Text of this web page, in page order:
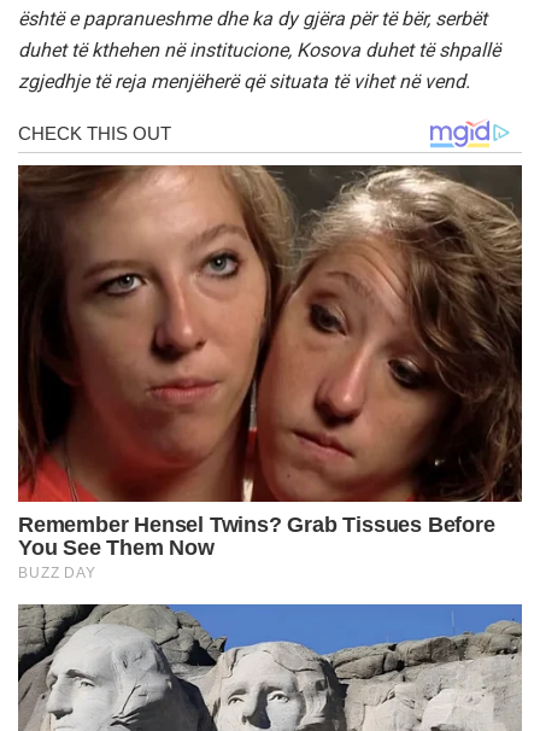
është e papranueshme dhe ka dy gjëra për të bër, serbët
duhet të kthehen në institucione, Kosova duhet të shpallë
zgjedhje të reja menjëherë që situata të vihet në vend.